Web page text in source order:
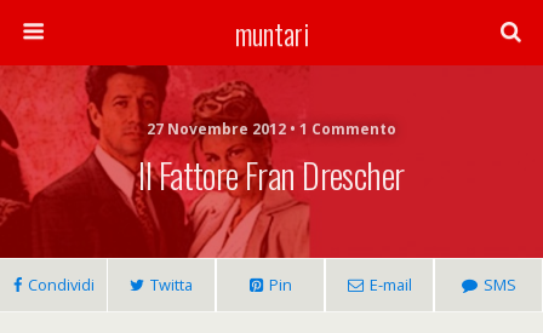
muntari
27 Novembre 2012 • 1 Commento
Il Fattore Fran Drescher
Condividi Twitta Pin E-mail SMS